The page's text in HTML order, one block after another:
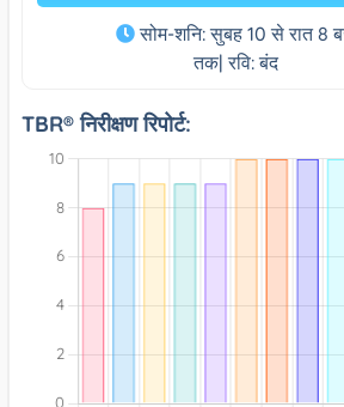
सोम-शनि: सुबह 10 से रात 8
तक| रवि: बंद
TBR® निरीक्षण रिपोर्ट: